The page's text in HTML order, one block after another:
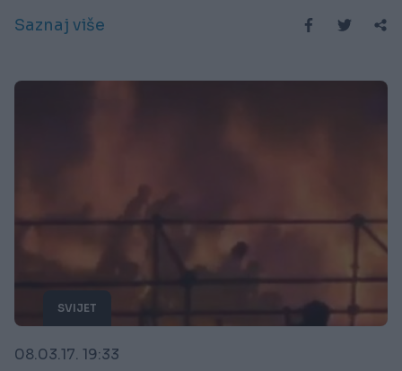
Saznaj više
SVIJET
08.03.17. 19:33